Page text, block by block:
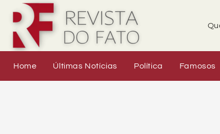
Home Últimas Notícias Política Famosos